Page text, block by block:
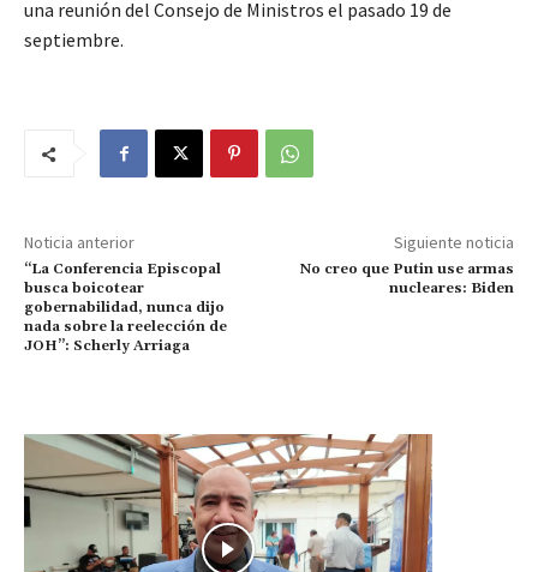
una reunión del Consejo de Ministros el pasado 19 de
septiembre.
Noticia anterior
“La Conferencia Episcopal
busca boicotear
gobernabilidad, nunca dijo
nada sobre la reelección de
JOH”: Scherly Arriaga
Siguiente noticia
No creo que Putin use armas
nucleares: Biden